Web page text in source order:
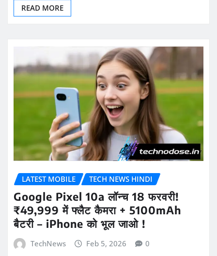
READ MORE
LATEST MOBILE TECH NEWS HINDI
Google Pixel 10a लॉन्च 18 फरवरी!
₹49,999 में फ्लैट कैमरा + 5100mAh
बैटरी – iPhone को भूल जाओ !
TechNews Feb 5, 2026 0